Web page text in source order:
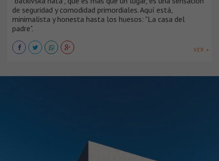
de seguridad y comodidad primordiales. Aquí está,
minimalista y honesta hasta los huesos: "La casa del
padre".
VER +